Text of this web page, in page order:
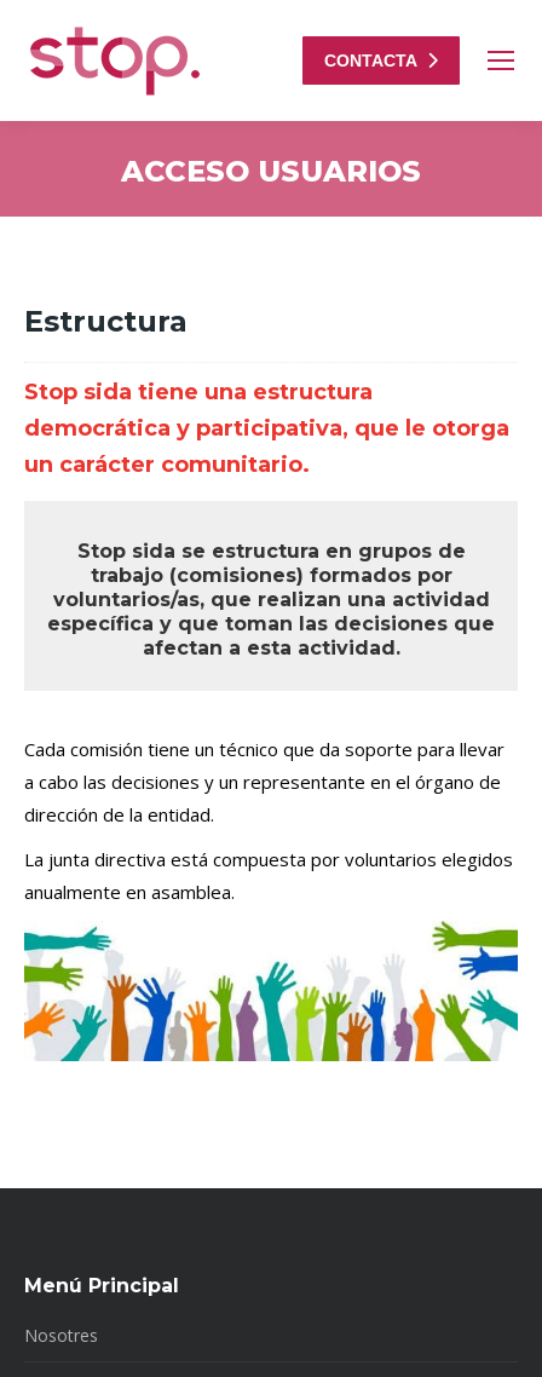
CONTACTA
ACCESO USUARIOS
Estructura
Stop sida tiene una estructura
democrática y participativa, que le otorga
un carácter comunitario.
Stop sida se estructura en grupos de
trabajo (comisiones) formados por
voluntarios/as, que realizan una actividad
específica y que toman las decisiones que
afectan a esta actividad.
un curso de formación específico ofrecido
por la entidad.
Cada comisión tiene un técnico que da soporte para llevar
a cabo las decisiones y un representante en el órgano de
dirección de la entidad.
La junta directiva está compuesta por voluntarios elegidos
anualmente en asamblea.
Menú Principal
Nosotres